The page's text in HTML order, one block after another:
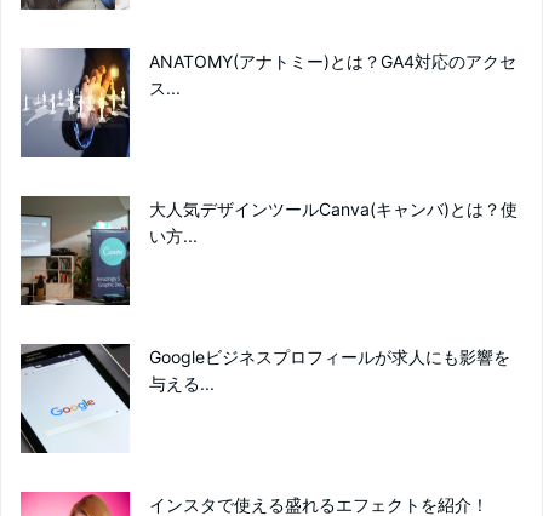
ANATOMY(アナトミー)とは？GA4対応のアクセ
ス...
大人気デザインツールCanva(キャンバ)とは？使
い方...
Googleビジネスプロフィールが求人にも影響を
与える...
インスタで使える盛れるエフェクトを紹介！